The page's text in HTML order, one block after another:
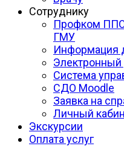
Сотруднику
Профком ППО
ГМУ
Информация
Электронный
Система
СДО Moodle
Заявка на
Личный
Экскурсии
Оплата услуг